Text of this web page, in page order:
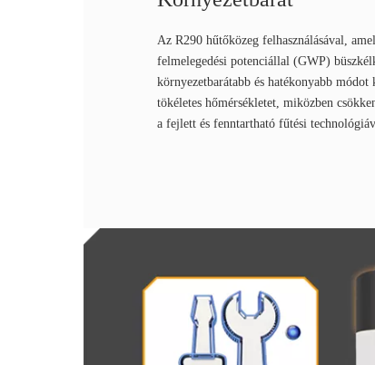
Az R290 hűtőközeg felhasználásával,
felmelegedési potenciállal (GWP)
környezetbarátabb és hatékonyabb
tökéletes hőmérsékletet, miközben
a fejlett és fenntartható fűtési